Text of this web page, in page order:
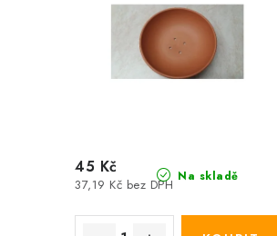
Na skladě
37,19 Kč bez DPH
45 Kč